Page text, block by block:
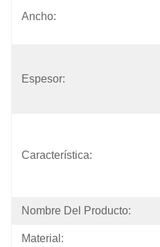
Ancho:
Espesor:
Característica:
Nombre Del Producto:
Material: